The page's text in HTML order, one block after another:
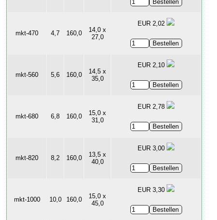
mkt-470 4,7 160,0
14,0 x
27,0
EUR 2,02
mkt-560 5,6 160,0
14,5 x
35,0
EUR 2,10
mkt-680 6,8 160,0
15,0 x
31,0
EUR 2,78
mkt-820 8,2 160,0
13,5 x
40,0
EUR 3,00
mkt-1000 10,0 160,0
15,0 x
45,0
EUR 3,30